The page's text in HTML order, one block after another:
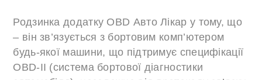
Родзинка додатку OBD Авто Лікар у тому, що
– він зв’язується з бортовим комп’ютером
будь-якої машини, що підтримує специфікації
OBD-II (система бортової діагностики